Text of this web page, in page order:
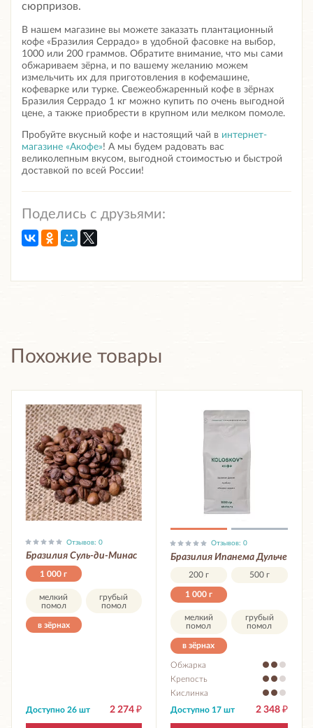
сюрпризов.
В нашем магазине вы можете заказать плантационный
кофе «Бразилия Серрадо» в удобной фасовке на выбор,
1000 или 200 граммов. Обратите внимание, что мы сами
обжариваем зёрна, и по вашему желанию можем
измельчить их для приготовления в кофемашине,
кофеварке или турке. Свежеобжаренный кофе в зёрнах
Бразилия Серрадо 1 кг можно купить по очень выгодной
цене, а также приобрести в крупном или мелком помоле.
Пробуйте вкусный кофе и настоящий чай в интернет-
магазине «Акофе»! А мы будем радовать вас
великолепным вкусом, выгодной стоимостью и быстрой
доставкой по всей России!
Поделись с друзьями:
Похожие товары
Отзывов: 0
Бразилия Суль-ди-Минас
1 000 г
мелкий
помол
грубый
помол
в зёрнах
2 274 ₽
Доступно 26 шт
Отзывов: 0
Бразилия Ипанема Дульче
200 г 500 г
1 000 г
мелкий
помол
грубый
помол
в зёрнах
Обжарка
Крепость
Кислинка
2 348 ₽
Доступно 17 шт